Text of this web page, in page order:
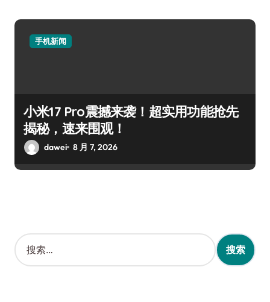
手机新闻
小米17 Pro震撼来袭！超实用功能抢先
揭秘，速来围观！
dawei 8 月 7, 2026
搜
索
：